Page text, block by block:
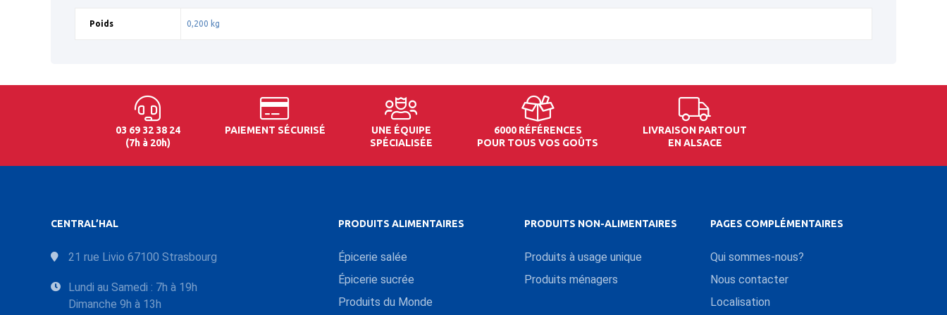
Poids 0,200 kg
03 69 32 38 24
(7h à 20h)
PAIEMENT SÉCURISÉ
UNE ÉQUIPE
SPÉCIALISÉE
6000 RÉFÉRENCES
POUR TOUS VOS GOÛTS
LIVRAISON PARTOUT
EN ALSACE
CENTRAL’HAL
21 rue Livio 67100 Strasbourg
Lundi au Samedi : 7h à 19h
Dimanche 9h à 13h
PRODUITS ALIMENTAIRES
Épicerie salée
Épicerie sucrée
Produits du Monde
PRODUITS NON-ALIMENTAIRES
Produits à usage unique
Produits ménagers
PAGES COMPLÉMENTAIRES
Qui sommes-nous?
Nous contacter
Localisation